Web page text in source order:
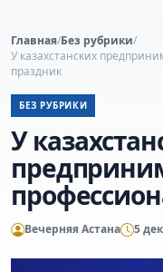
Главная/Без рубрики/
У казахстанских
праздник
БЕЗ РУБРИКИ
У
Вечерняя Астана 5